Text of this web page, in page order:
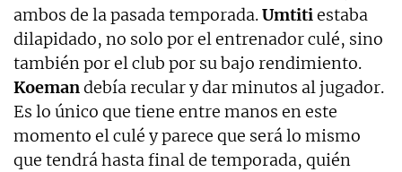
ambos de la pasada temporada.Umtitiestaba
dilapidado, no solo por el entrenador culé, sino
también por el club por su bajo rendimiento.
Koemandebía recular y dar minutos al jugador.
Es lo único que tiene entre manos en este
momento el culé y parece que será lo mismo
que tendrá hasta final de temporada, quién